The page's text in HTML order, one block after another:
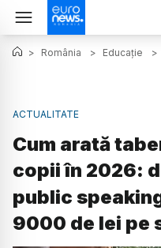
> România > Educație >
ACTUALITATE
Cum arată
copii în 2026:
public
9000 de lei pe